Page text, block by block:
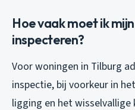
Hoe vaak moet ik
inspecteren?
Voor woningen in Tilburg
inspectie, bij voorkeur in
ligging en het